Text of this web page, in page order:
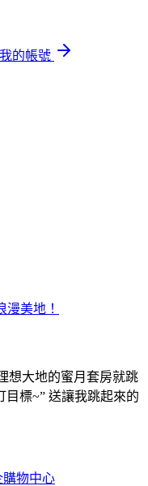
我的帳號
漫美地！
想大地的蜜月套房就跳
標~” 送讓我跳起來的
購物中心